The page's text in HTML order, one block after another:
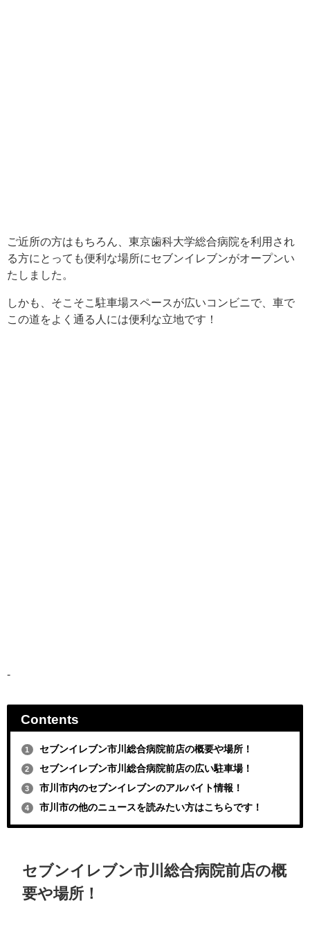
ご近所の方はもちろん、東京歯科大学総合病院を利用され
る方にとっても便利な場所にセブンイレブンがオープンい
たしました。
しかも、そこそこ駐車場スペースが広いコンビニで、車で
この道をよく通る人には便利な立地です！
-
Contents
1 セブンイレブン市川総合病院前店の概要や場所！
2 セブンイレブン市川総合病院前店の広い駐車場！
3 市川市内のセブンイレブンのアルバイト情報！
4 市川市の他のニュースを読みたい方はこちらです！
セブンイレブン市川総合病院前店の概
要や場所！